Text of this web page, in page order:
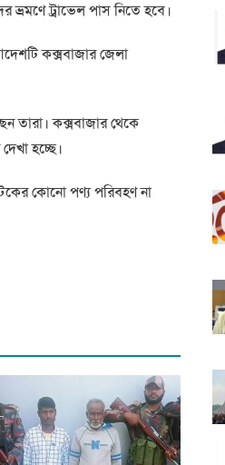
ভ্রমণে ট্রাভেল পাস নিতে হবে।
কক্সবাজার জেলা
তারা। কক্সবাজার থেকে
হচ্ছে।
কোনো পণ্য পরিবহণ না